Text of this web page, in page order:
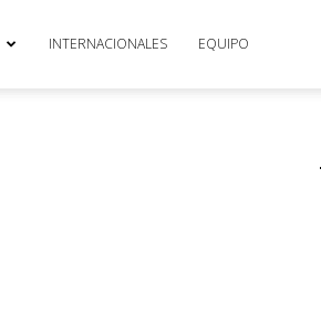
INTERNACIONALES EQUIPO